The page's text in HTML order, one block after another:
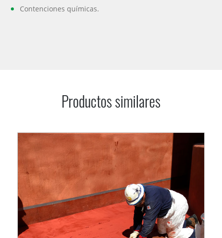
Contenciones químicas.
Productos similares